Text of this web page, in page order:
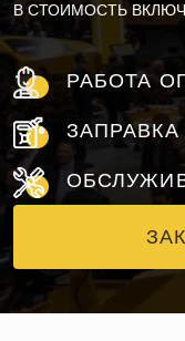
В СТОИМОСТЬ
РАБОТА